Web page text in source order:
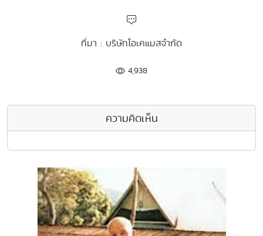
ที่มา : บริษัทโอเคแมสจำกัด
4,938
ความคิดเห็น